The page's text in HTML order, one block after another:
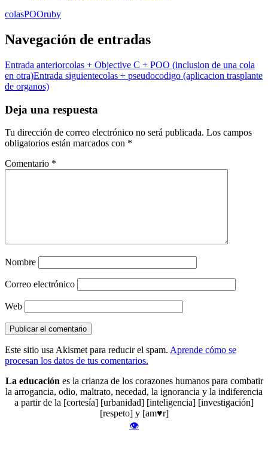
colasPOOruby
Navegación de entradas
Entrada anteriorcolas + Objective C + POO (inclusion de una cola
en otra)Entrada siguientecolas + pseudocodigo (aplicacion trasplante
de organos)
Deja una respuesta
Tu dirección de correo electrónico no será publicada. Los campos
obligatorios están marcados con *
Comentario *
Nombre
Correo electrónico
Web
Este sitio usa Akismet para reducir el spam. Aprende cómo se
procesan los datos de tus comentarios.
La educaciónes la crianza de los corazones humanos para combatir
la arrogancia, odio, maltrato, necedad, la ignorancia y la indiferencia
a partir de la [cortesía] [urbanidad] [inteligencia] [investigación]
[respeto] y [am♥r]
👁